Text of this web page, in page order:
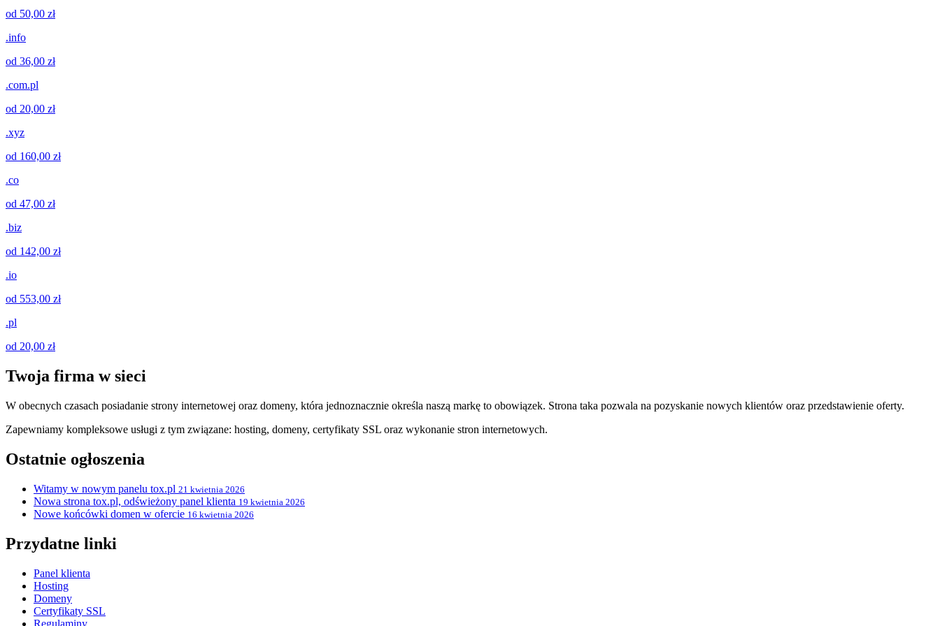
od 50,00 zł
.info
od 36,00 zł
.com.pl
od 20,00 zł
.xyz
od 160,00 zł
.co
od 47,00 zł
.biz
od 142,00 zł
.io
od 553,00 zł
.pl
od 20,00 zł
Twoja firma w sieci
W obecnych czasach posiadanie strony internetowej oraz domeny, która jednoznacznie określa naszą markę to obowiązek. Strona taka pozwala na pozyskanie nowych klientów oraz przedstawienie oferty.
Zapewniamy kompleksowe usługi z tym związane: hosting, domeny, certyfikaty SSL oraz wykonanie stron internetowych.
Ostatnie ogłoszenia
Witamy w nowym panelu tox.pl 21 kwietnia 2026
Nowa strona tox.pl, odświeżony panel klienta 19 kwietnia 2026
Nowe końcówki domen w ofercie 16 kwietnia 2026
Przydatne linki
Panel klienta
Hosting
Domeny
Certyfikaty SSL
Regulaminy